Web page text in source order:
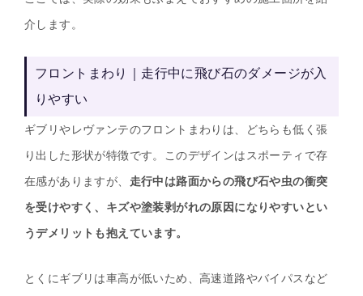
介します。
フロントまわり｜走行中に飛び石のダメージが入
りやすい
ギブリやレヴァンテのフロントまわりは、どちらも低く張
り出した形状が特徴です。このデザインはスポーティで存
在感がありますが、 走行中は路面からの飛び石や虫の衝突
を受けやすく、キズや塗装剥がれの原因になりやすいとい
うデメリットも抱えています。
とくにギブリは車高が低いため、高速道路やバイパスなど